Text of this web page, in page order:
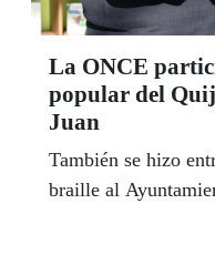
La ONCE
popular del
Juan
También se hizo
braille al